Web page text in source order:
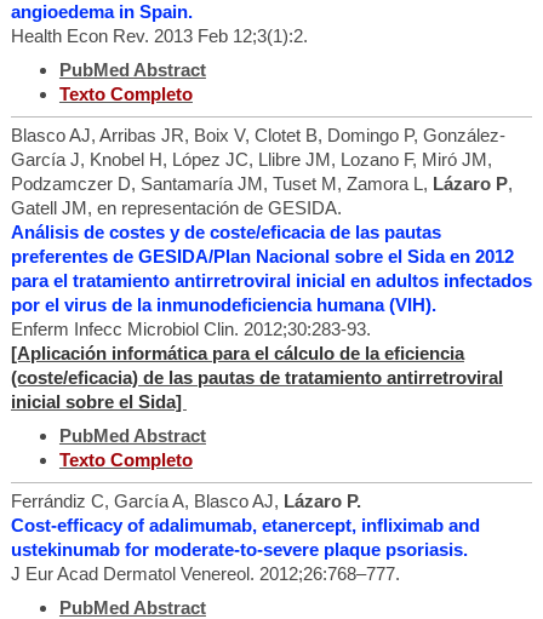
angioedema in Spain.
Health Econ Rev. 2013 Feb 12;3(1):2.
PubMed Abstract
Texto Completo
Blasco AJ, Arribas JR, Boix V, Clotet B, Domingo P, González-
García J, Knobel H, López JC, Llibre JM, Lozano F, Miró JM,
Podzamczer D, Santamaría JM, Tuset M, Zamora L, Lázaro P,
Gatell JM, en representación de GESIDA.
Análisis de costes y de coste/eficacia de las pautas
preferentes de GESIDA/Plan Nacional sobre el Sida en 2012
para el tratamiento antirretroviral inicial en adultos infectados
por el virus de la inmunodeficiencia humana (VIH).
Enferm Infecc Microbiol Clin. 2012;30:283-93.
[Aplicación informática para el cálculo de la eficiencia
(coste/eficacia) de las pautas de tratamiento antirretroviral
inicial sobre el Sida]
PubMed Abstract
Texto Completo
Ferrándiz C, García A, Blasco AJ, Lázaro P.
Cost-efficacy of adalimumab, etanercept, infliximab and
ustekinumab for moderate-to-severe plaque psoriasis.
J Eur Acad Dermatol Venereol. 2012;26:768–777.
PubMed Abstract